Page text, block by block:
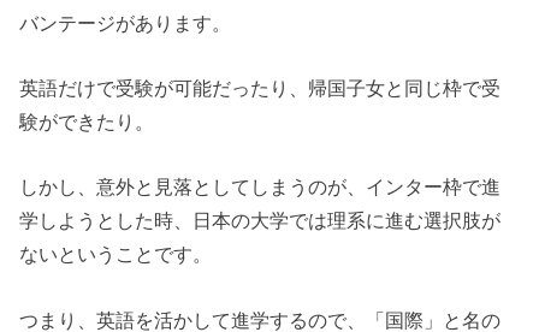
バンテージがあります。
英語だけで受験が可能だったり、帰国子女と同じ枠で受
験ができたり。
しかし、意外と見落としてしまうのが、インター枠で進
学しようとした時、日本の大学では理系に進む選択肢が
ないということです。
つまり、英語を活かして進学するので、「国際」と名の